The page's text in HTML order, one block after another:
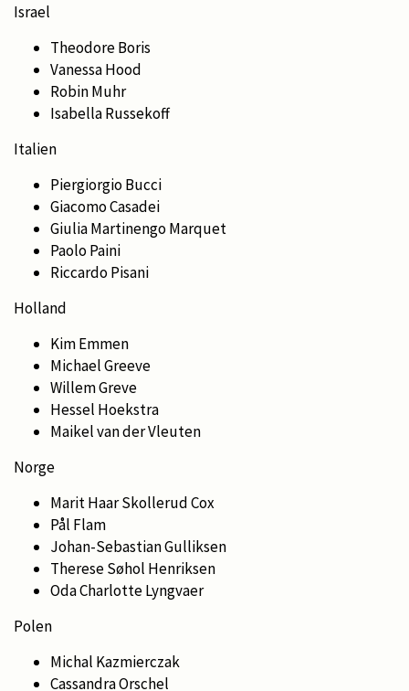
Israel
Theodore Boris
Vanessa Hood
Robin Muhr
Isabella Russekoff
Italien
Piergiorgio Bucci
Giacomo Casadei
Giulia Martinengo Marquet
Paolo Paini
Riccardo Pisani
Holland
Kim Emmen
Michael Greeve
Willem Greve
Hessel Hoekstra
Maikel van der Vleuten
Norge
Marit Haar Skollerud Cox
Pål Flam
Johan-Sebastian Gulliksen
Therese Søhol Henriksen
Oda Charlotte Lyngvaer
Polen
Michal Kazmierczak
Cassandra Orschel